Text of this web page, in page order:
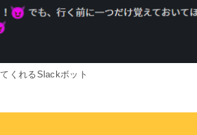
くれるSlackボット